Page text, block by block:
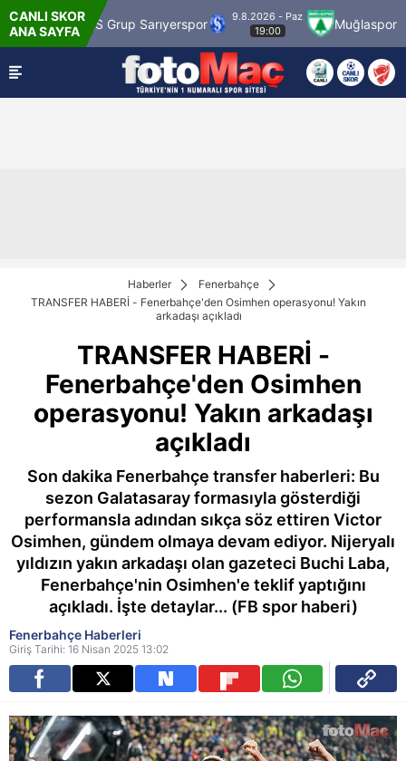
CANLI SKOR
ANA SAYFA
Grup Sarıyerspor
9.8.2026 - Paz
19:00
Muğlaspor Vanspor
Haberler
Fenerbahçe
TRANSFER HABERİ - Fenerbahçe'den Osimhen operasyonu! Yakın
arkadaşı açıkladı
TRANSFER HABERİ -
Fenerbahçe'den Osimhen
operasyonu! Yakın arkadaşı
açıkladı
Son dakika Fenerbahçe transfer haberleri: Bu
sezon Galatasaray formasıyla gösterdiği
performansla adından sıkça söz ettiren Victor
Osimhen, gündem olmaya devam ediyor. Nijeryalı
yıldızın yakın arkadaşı olan gazeteci Buchi Laba,
Fenerbahçe'nin Osimhen'e teklif yaptığını
açıkladı. İşte detaylar... (FB spor haberi)
Fenerbahçe Haberleri
Giriş Tarihi: 16 Nisan 2025 13:02